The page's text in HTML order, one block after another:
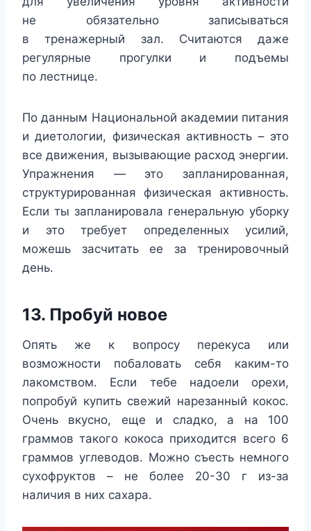
не обязательно записываться
в тренажерный зал. Считаются даже
регулярные прогулки и подъемы
по лестнице.
По данным Национальной академии питания
и диетологии, физическая активность – это
все движения, вызывающие расход энергии.
Упражнения — это запланированная,
структурированная физическая активность.
Если ты запланировала генеральную уборку
и это требует определенных усилий,
можешь засчитать ее за тренировочный
день.
13. Пробуй новое
Опять же к вопросу перекуса или
возможности побаловать себя каким-то
лакомством. Если тебе надоели орехи,
попробуй купить свежий нарезанный кокос.
Очень вкусно, еще и сладко, а на 100
граммов такого кокоса приходится всего 6
граммов углеводов. Можно съесть немного
сухофруктов – не более 20-30 г из-за
наличия в них сахара.